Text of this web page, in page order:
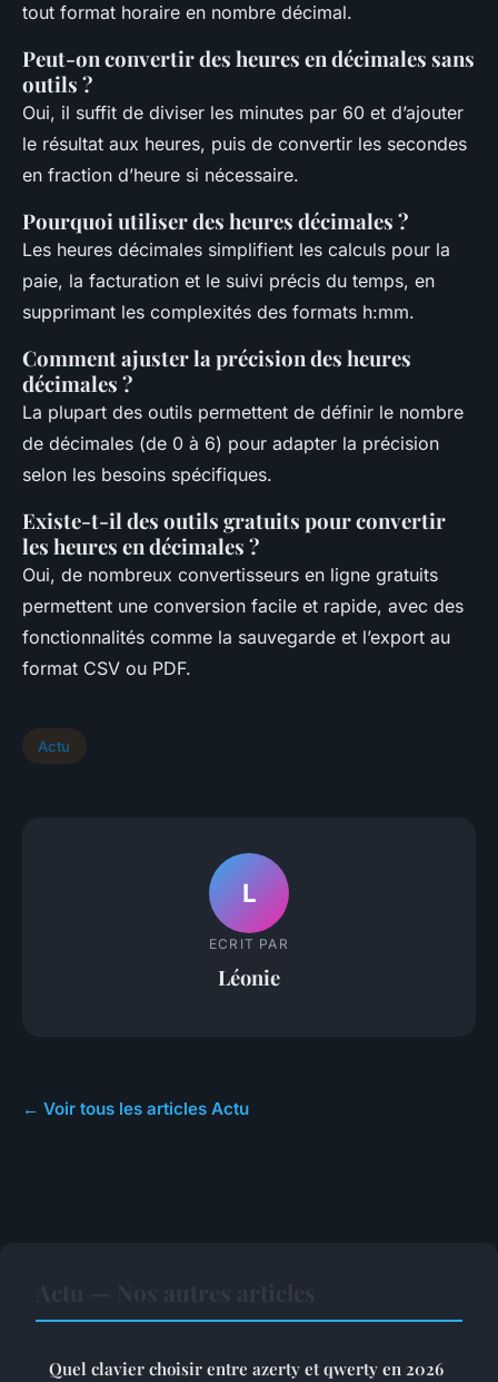
tout format horaire en nombre décimal.
Peut-on convertir des heures en décimales sans
outils ?
Oui, il suffit de diviser les minutes par 60 et d’ajouter
le résultat aux heures, puis de convertir les secondes
en fraction d’heure si nécessaire.
Pourquoi utiliser des heures décimales ?
Les heures décimales simplifient les calculs pour la
paie, la facturation et le suivi précis du temps, en
supprimant les complexités des formats h:mm.
Comment ajuster la précision des heures
décimales ?
La plupart des outils permettent de définir le nombre
de décimales (de 0 à 6) pour adapter la précision
selon les besoins spécifiques.
Existe-t-il des outils gratuits pour convertir
les heures en décimales ?
Oui, de nombreux convertisseurs en ligne gratuits
permettent une conversion facile et rapide, avec des
fonctionnalités comme la sauvegarde et l’export au
format CSV ou PDF.
Actu
L
ECRIT PAR
Léonie
← Voir tous les articles Actu
Quel clavier choisir entre azerty et qwerty en 2026